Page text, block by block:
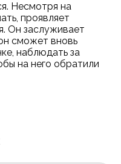
Несмотря на
проявляет
Он заслуживает
сможет вновь
наблюдать за
на него обратили